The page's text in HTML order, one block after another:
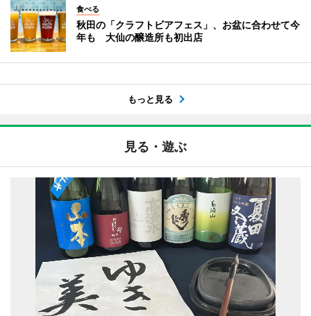
食べる
秋田の「クラフトビアフェス」、お盆に合わせて今
年も 大仙の醸造所も初出店
もっと見る
見る・遊ぶ